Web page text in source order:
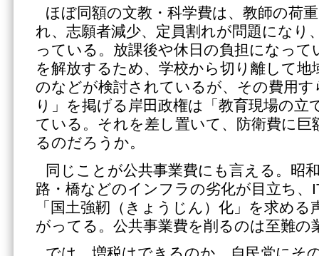
ほぼ同額の文教・科学費は、教師の荷
れ、志願者減少、定員割れが問題になり
っている。放課後や休日の負担になって
を解放するため、学校から切り離して地
のなどが検討されているが、その費用
り」を掲げる岸田政権は「教育現場の立
ている。それを差し置いて、防衛費に巨
るのだろうか。
同じことが公共事業費にも言える。昭
路・橋などのインフラの劣化が目立ち、
「国土強靭（きょうじん）化」を求め
がってる。公共事業費を削るのは至難の